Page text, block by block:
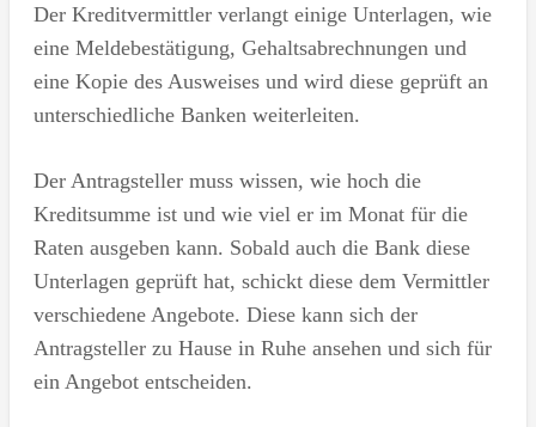
Der Kreditvermittler verlangt einige Unterlagen, wie
eine Meldebestätigung, Gehaltsabrechnungen und
eine Kopie des Ausweises und wird diese geprüft an
unterschiedliche Banken weiterleiten.
Der Antragsteller muss wissen, wie hoch die
Kreditsumme ist und wie viel er im Monat für die
Raten ausgeben kann. Sobald auch die Bank diese
Unterlagen geprüft hat, schickt diese dem Vermittler
verschiedene Angebote. Diese kann sich der
Antragsteller zu Hause in Ruhe ansehen und sich für
ein Angebot entscheiden.